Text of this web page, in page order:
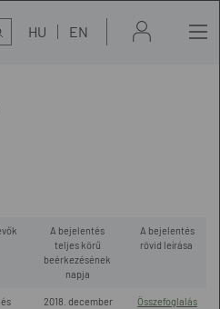
HU EN
A bejelentés
teljes körű
beérkezésének
napja
A bejelentés
rövid leírása
2018. december
Összefoglalás